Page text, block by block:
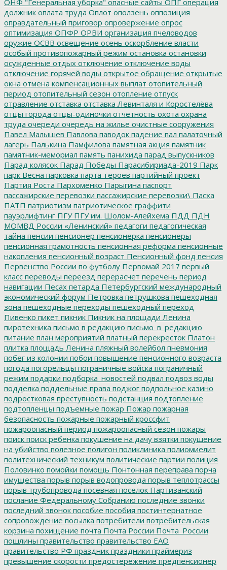
должник оплата труда Оплот оползень оппозиция
оправдательный приговор опровержение опрос
оптимизация ОПФР ОРВИ организация пчеловодов
оружие ОСВВ освещение осень оскорбление власти
особый противопожарный режим остановка остановки
осужденные отдых отключение отключение воды
отключение горячей воды открытое обращение открытые
окна отмена компенсационных выплат отопительный
период отопительный сезон отопление отпуск
отравление отставка отставка Левинталя и Коростелёва
отцы города отцы-одиночки отчетность охота охрана
труда очереди очередь на жилье очистные сооружения
Павел Малышев Павлова паводок падение пал палаточный
лагерь Палькина Памфилова памятная акция памятник
памятник-мемориал память панихида парад выпускников
Парад колясок Парад Победы Парасибириада-2019 Парк
парк Весна парковка парта_героев партийный проект
Партия Роста Пархоменко Парыгина паспорт
пассажирские перевозки пассажирские перевозки\ Пасха
ПАТП патриотизм патриотическое граффити
пауэрлифтинг ПГУПГУ им. Шолом-Алейхема ПДД ПДН
МОМВД России «Ленинский» педагоги педагогическая
тайна пенсии пенсионер пенсионерка пенсионеры
пенсионная грамотность пенсионная реформа пенсионные
накопления пенсионный возраст Пенсионный фонд пенсия
Первенство России по футболу Первомай 2017 первый
класс переводы переезд перерасчет перечень период
навигации Песах петарда Петербургский международный
экономический форум Петровка петрушкова пешеходная
зона пешеходные переходы пешеходный переход
Пивенко пикет пикник Пикник на площади Ленина
пиротехника письмо в редакцию письмо_в_редакцию
питание план мероприятий платный перекресток Платон
плитка площадь Ленина пляжный волейбол пневмония
побег из колонии побои повышение пенсионного возраста
погода погорельцы пограничные войска пограничный
режим подарки подборка_новостей подвал подвоз воды
подделка поддельные права поджог подпольное казино
подростковая преступность подстанция подтопление
подтопленцы подъемные пожар Пожар пожарная
безопасность пожарные пожарный кроссфит
пожароопасный период пожароопасный сезон пожары
поиск поиск ребенка покушение на дачу взятки покушение
на убийство полезное полигон поликлиника полиомиелит
политехнический техникум политические партии полиция
Половинко помойки помощь Понтонная переправа порча
имущества порыв порыв водопровода порыв теплотрассы
порыв трубопровода посевная поселок Партизанский
послание Федеральному Собранию последние звонки
последний звонок пособие пособия постинтернатное
сопровождение посылка потребители потребительская
корзина похищение почта Почта России Почта_России
пошлины правительство правительство ЕАО
правительство РФ праздник праздники праймериз
превышение скорости предостережение предпенсионер